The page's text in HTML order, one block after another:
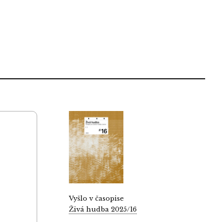
Vyšlo v časopise
Živá hudba 2025/16